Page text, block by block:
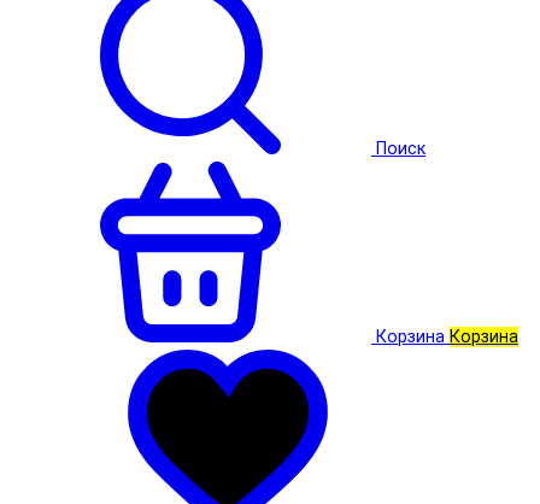
Поиск
Корзина Корзина